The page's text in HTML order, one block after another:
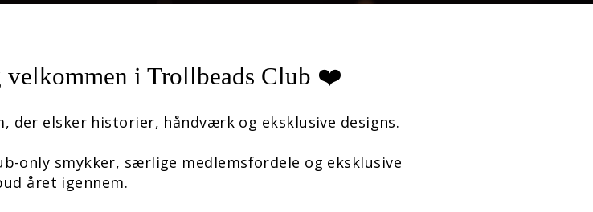
i Trollbeads Club ❤️
der elsker historier, håndværk og eksklusive designs.
only smykker, særlige medlemsfordele og eksklusive
året igennem.